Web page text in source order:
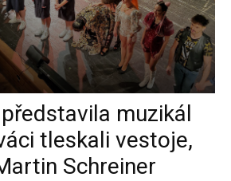
muzikál
tleskali vestoje,
Schreiner